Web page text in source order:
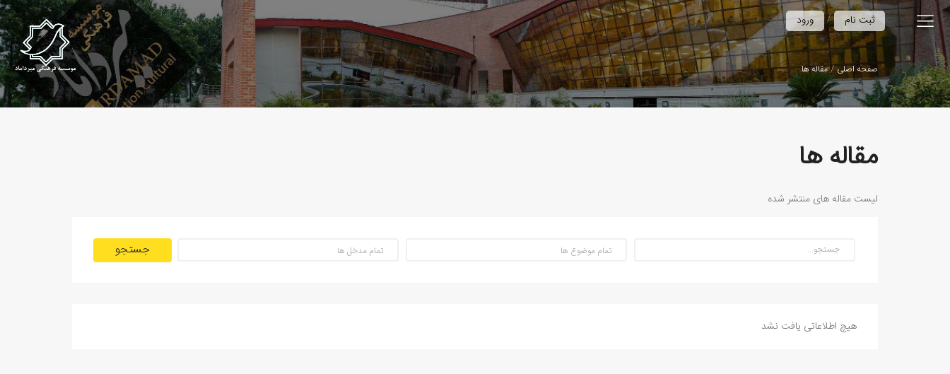
ورود / ثبت نام
صفحه اصلی مقاله ها
مقاله ها
لیست مقاله های منتشر شده
جستجو
هیچ اطلاعاتی یافت نشد